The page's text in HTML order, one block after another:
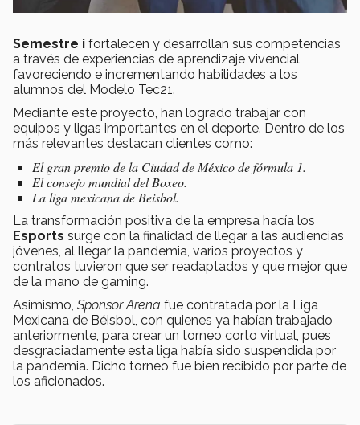
Semestre i fortalecen y desarrollan sus competencias
a través de experiencias de aprendizaje vivencial
favoreciendo e incrementando habilidades a los
alumnos del Modelo Tec21.
Mediante este proyecto, han logrado trabajar con
equipos y ligas importantes en el deporte. Dentro de los
más relevantes destacan clientes como:
El gran premio de la Ciudad de México de fórmula 1.
El consejo mundial del Boxeo.
La liga mexicana de Beisbol.
La transformación positiva de la empresa hacía los
Esports surge con la finalidad de llegar a las audiencias
jóvenes, al llegar la pandemia, varios proyectos y
contratos tuvieron que ser readaptados y que mejor que
de la mano de gaming.
Asimismo, Sponsor Arena fue contratada por la Liga
Mexicana de Béisbol, con quienes ya habían trabajado
anteriormente, para crear un torneo corto virtual, pues
desgraciadamente esta liga había sido suspendida por
la pandemia. Dicho torneo fue bien recibido por parte de
los aficionados.